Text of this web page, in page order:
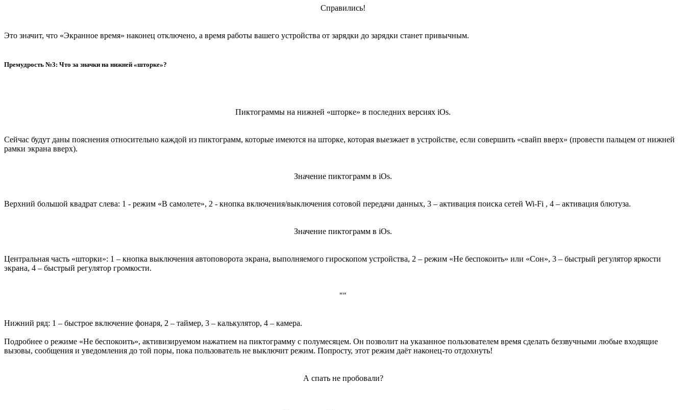
Справились!
Это значит, что «Экранное время» наконец отключено, а время работы вашего устройства от зарядки до зарядки станет привычным.
Премудрость №3: Что за значки на нижней «шторке»?
Пиктограммы на нижней «шторке» в последних версиях iOs.
Сейчас будут даны пояснения относительно каждой из пиктограмм, которые имеются на шторке, которая выезжает в устройстве, если совершить «свайп вверх» (провести пальцем от нижней
рамки экрана вверх).
Значение пиктограмм в iOs.
Верхний большой квадрат слева: 1 - режим «В самолете», 2 - кнопка включения/выключения сотовой передачи данных, 3 – активация поиска сетей Wi-Fi , 4 – активация блютуза.
Значение пиктограмм в iOs.
Центральная часть «шторки»: 1 – кнопка выключения автоповорота экрана, выполняемого гироскопом устройства, 2 – режим «Не беспокоить» или «Сон», 3 – быстрый регулятор яркости
экрана, 4 – быстрый регулятор громкости.
""
Нижний ряд: 1 – быстрое включение фонаря, 2 – таймер, 3 – калькулятор, 4 – камера.
Подробнее о режиме «Не беспокоить», активизируемом нажатием на пиктограмму с полумесяцем. Он позволит на указанное пользователем время сделать беззвучными любые входящие
вызовы, сообщения и уведомления до той поры, пока пользователь не выключит режим. Попросту, этот режим даёт наконец-то отдохнуть!
А спать не пробовали?